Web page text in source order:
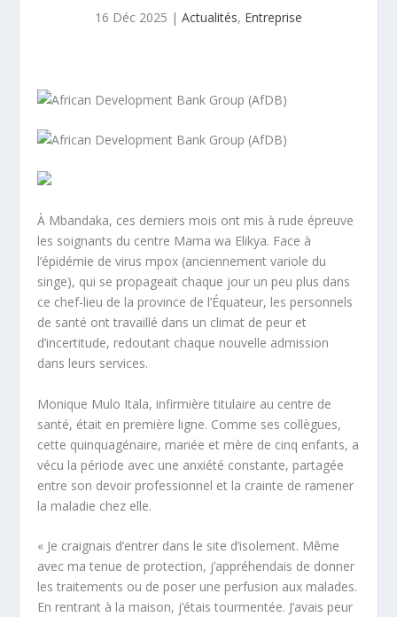
16 Déc 2025 | Actualités, Entreprise
À Mbandaka, ces derniers mois ont mis à rude épreuve
les soignants du centre Mama wa Elikya. Face à
l’épidémie de virus mpox (anciennement variole du
singe), qui se propageait chaque jour un peu plus dans
ce chef-lieu de la province de l’Équateur, les personnels
de santé ont travaillé dans un climat de peur et
d’incertitude, redoutant chaque nouvelle admission
dans leurs services.
Monique Mulo Itala, infirmière titulaire au centre de
santé, était en première ligne. Comme ses collègues,
cette quinquagénaire, mariée et mère de cinq enfants, a
vécu la période avec une anxiété constante, partagée
entre son devoir professionnel et la crainte de ramener
la maladie chez elle.
« Je craignais d’entrer dans le site d’isolement. Même
avec ma tenue de protection, j’appréhendais de donner
les traitements ou de poser une perfusion aux malades.
En rentrant à la maison, j’étais tourmentée. J’avais peur